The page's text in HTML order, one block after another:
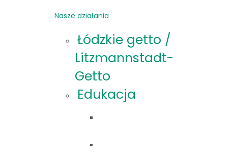
Nasze działania
Łódzkie getto /
Litzmannstadt-
Getto
Edukacja